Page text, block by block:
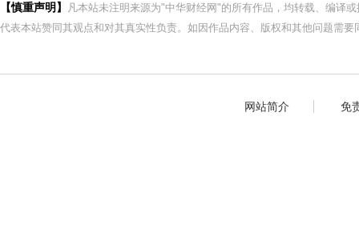
【慎重声明】
凡本站未注明来源为"中华财经网"的所有作品，均转载、编译
代表本站赞同其观点和对其真实性负责。如因作品内容、版权和其他问题需
网站简介 免